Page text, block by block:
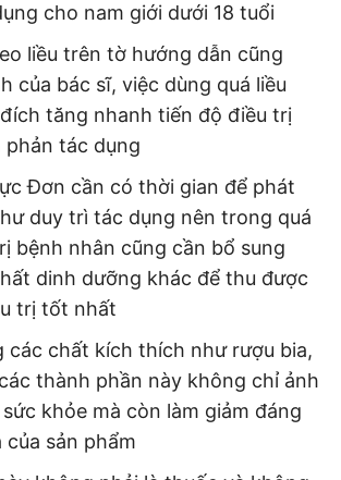
cho nam giới dưới 18 tuổi
liều trên tờ hướng dẫn cũng
của bác sĩ, việc dùng quá liều
tăng nhanh tiến độ điều trị
phản tác dụng
Đơn cần có thời gian để phát
duy trì tác dụng nên trong quá
bệnh nhân cũng cần bổ sung
dinh dưỡng khác để thu được
trị tốt nhất
các chất kích thích như rượu bia,
thành phần này không chỉ ảnh
khỏe mà còn làm giảm đáng
của sản phẩm